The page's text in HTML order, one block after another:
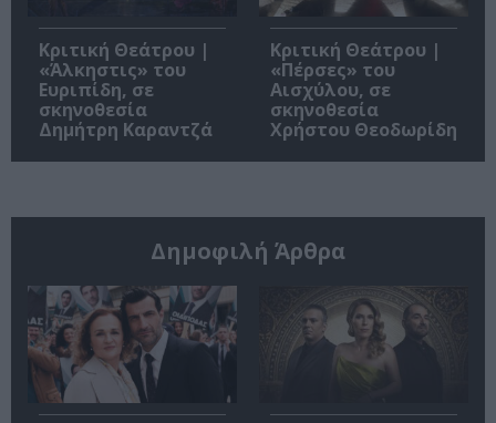
Κριτική Θεάτρου |
«Άλκηστις» του
Ευριπίδη, σε
σκηνοθεσία
Δημήτρη Καραντζά
Κριτική Θεάτρου |
«Πέρσες» του
Αισχύλου, σε
σκηνοθεσία
Χρήστου Θεοδωρίδη
Δημοφιλή Άρθρα